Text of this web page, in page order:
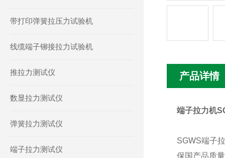
带打印弹簧拉压力试验机
线缆端子铆接拉力试验机
推拉力测试仪
数显拉力测试仪
弹簧拉力测试仪
端子拉力测试仪
产品详情
端子拉力机
SGWS端子
保国产品质